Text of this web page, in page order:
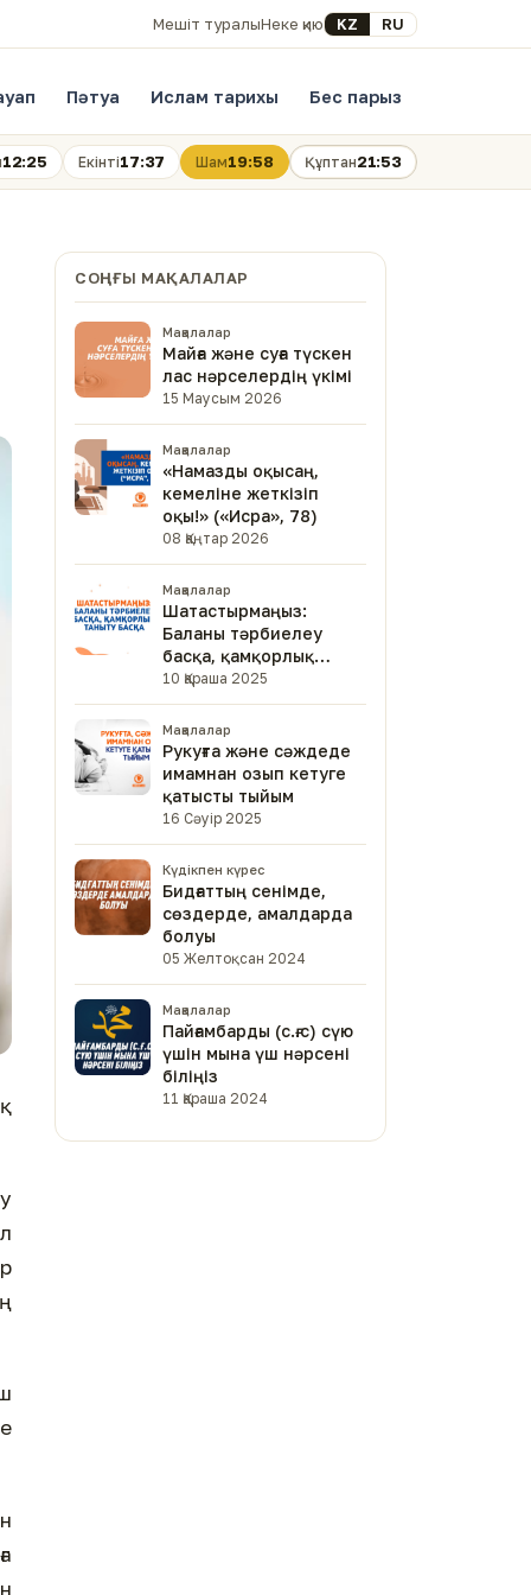
Мешіт туралыНеке қиюSelect your language
KZ RU
Пәтуа Ислам тарихы Бес парыз
12:25 Екінті17:37 Шам19:58 Құптан21:53
СОҢҒЫ МАҚАЛАЛАР
Мақалалар
Майға және суға түскен
лас нәрселердің үкімі
15 Маусым 2026
Мақалалар
«Намазды оқысаң,
кемеліне жеткізіп
оқы!» («Исра», 78)
08 Қаңтар 2026
Мақалалар
Шатастырмаңыз:
Баланы тәрбиелеу
басқа, қамқорлық
таныту басқа
10 Қараша 2025
Мақалалар
Рукуғта және сәждеде
имамнан озып кетуге
қатысты тыйым
16 Сәуір 2025
Күдікпен күрес
Бидғаттың сенімде,
сөздерде, амалдарда
болуы
05 Желтоқсан 2024
Мақалалар
Пайғамбарды (с.ғ.с) сүю
үшін мына үш нәрсені
біліңіз
11 Қараша 2024